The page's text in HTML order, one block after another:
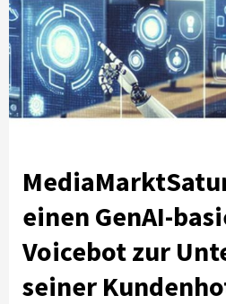
einen GenAI-
Voicebot zur
seiner